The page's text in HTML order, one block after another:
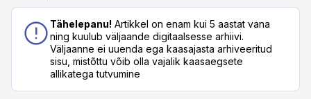
Tähelepanu! Artikkel on enam kui 5 aastat vana
ning kuulub väljaande digitaalsesse arhiivi.
Väljaanne ei uuenda ega kaasajasta arhiveeritud
sisu, mistõttu võib olla vajalik kaasaegsete
allikatega tutvumine